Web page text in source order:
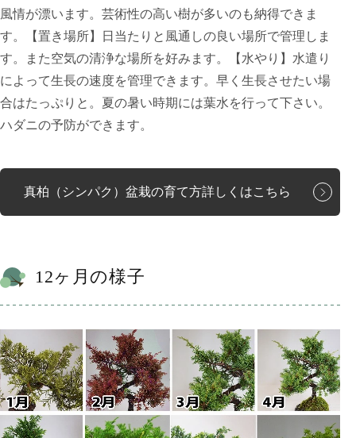
風情が漂います。芸術性の高い樹が多いのも納得できま
す。【置き場所】日当たりと風通しの良い場所で管理しま
す。また空気の清浄な場所を好みます。【水やり】水遣り
によって生長の速度を管理できます。早く生長させたい場
合はたっぷりと。夏の暑い時期には葉水を行って下さい。
ハダニの予防ができます。
真柏（シンパク）盆栽の育て方詳しくはこちら
12ヶ月の様子